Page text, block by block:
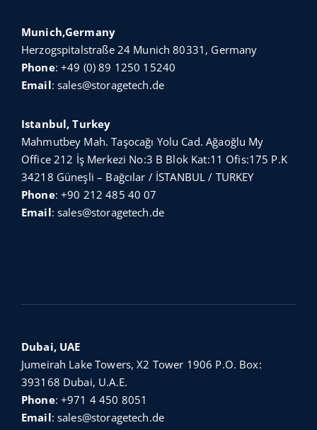
Munich,Germany
Herzogspitalstraße 24 Munich 80331, Germany
Phone:+49 (0) 89 1250 15240
Email:sales@storagetech.de
Istanbul, Turkey
Mahmutbey Mah. Taşocağı Yolu Cad. Ağaoğlu My
Office 212 İş Merkezi No:3 B Blok Kat:11 Ofis:175 P.K
34218 Güneşli – Bağcılar / İSTANBUL / TURKEY
Phone:+90 212 485 40 07
Email:sales@storagetech.de
Dubai, UAE
Jumeirah Lake Towers, X2 Tower 1906 P.O. Box:
393168 Dubai, U.A.E.
Phone:+971 4 450 8051
Email:sales@storagetech.de